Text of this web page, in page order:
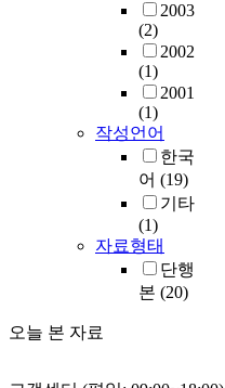
2003
(2)
2002
(1)
2001
(1)
작성언어
한국
어 (19)
기타
(1)
자료형태
단행
본 (20)
오늘 본 자료